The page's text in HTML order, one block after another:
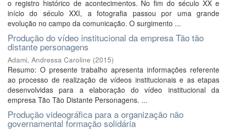
o registro histórico de acontecimentos. No fim do século XX e
início do século XXI, a fotografia passou por uma grande
evolução no campo da comunicação. O surgimento ...
Produção do vídeo institucional da empresa Tão tão
distante personagens
Adami, Andressa Caroline (2015)
Resumo: O presente trabalho apresenta informações referente
ao processo de realização de vídeos institucionais e as etapas
desenvolvidas para a elaboração do vídeo institucional da
empresa Tão Tão Distante Personagens. ...
Produção videográfica para a organização não
governamental formação solidária